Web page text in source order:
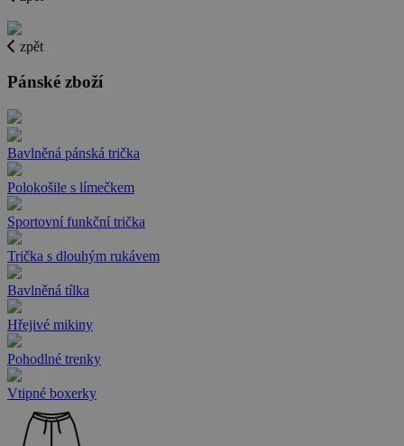
zpět
Pánské zboží
Bavlněná pánská trička
Polokošile s límečkem
Sportovní funkční trička
Trička s dlouhým rukávem
Bavlněná tílka
Hřejivé mikiny
Pohodlné trenky
Vtipné boxerky